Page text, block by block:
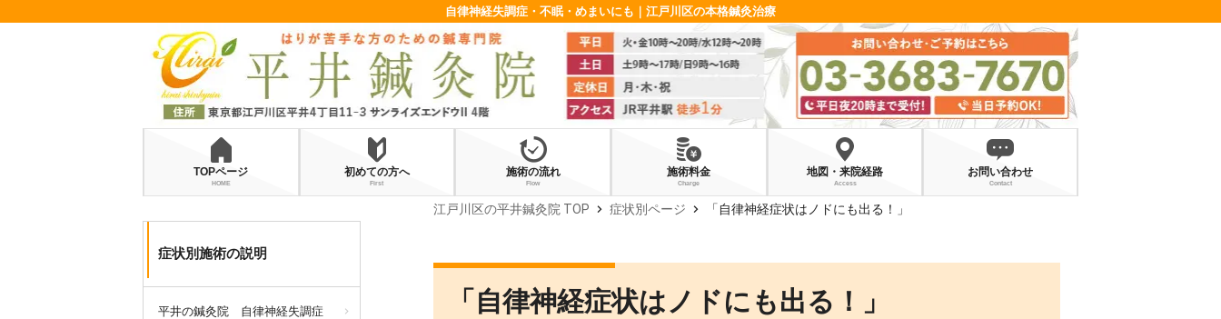
自律神経失調症・不眠・めまいにも｜江戸川区の本格鍼灸治療
TOPページ
HOME
初めての方へ
First
施術の流れ
Flow
施術料金
Charge
地図・来院経路
Access
お問い合わせ
Contact
症状別施術の説明
平井の鍼灸院 自律神経失調症
江戸川区の平井鍼灸院 TOP chevron_right 症状別ページ chevron_right 「自律神経症状はノドにも出る！」
「自律神経症状はノドにも出る！」